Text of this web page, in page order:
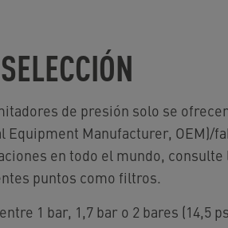
de presión solo se
Equipment Manufacturer, OEM)/
en todo el mundo,
puntos como filtros.
1 bar, 1,7 bar o 2 bares (14,5